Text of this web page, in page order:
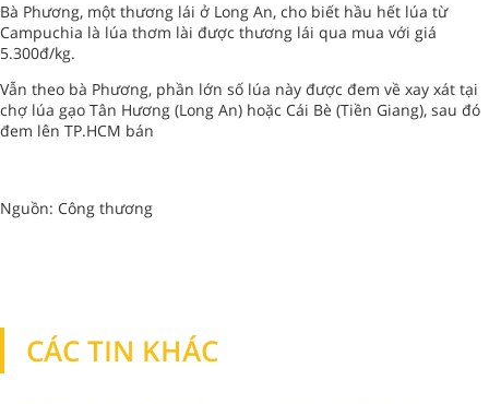
Bà Phương, một thương lái ở Long An, cho biết hầu hết lúa từ
Campuchia là lúa thơm lài được thương lái qua mua với giá
5.300đ/kg.
Vẫn theo bà Phương, phần lớn số lúa này được đem về xay xát tại
chợ lúa gạo Tân Hương (Long An) hoặc Cái Bè (Tiền Giang), sau đó
đem lên TP.HCM bán
Nguồn: Công thương
CÁC TIN KHÁC